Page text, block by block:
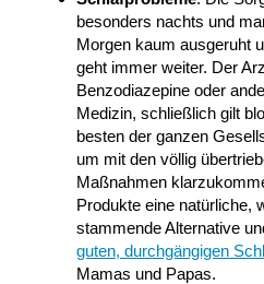
besonders nachts und
Morgen kaum ausgeruht
geht immer weiter. Der
Benzodiazepine oder
Medizin, schließlich gilt
besten der ganzen
um mit den völlig
Maßnahmen
Produkte eine natürliche,
stammende Alternative
guten, durchgängigen
Mamas und Papas.